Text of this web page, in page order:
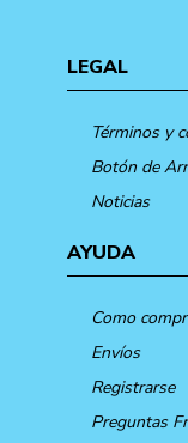
LEGAL
Términos y
Botón de
Noticias
AYUDA
Como
Envíos
Registrarse
Preguntas